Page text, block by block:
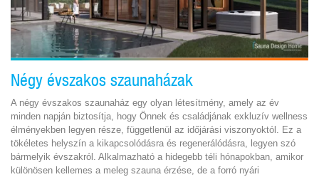
Négy évszakos szaunaházak
A négy évszakos szaunaház egy olyan létesítmény, amely az év
minden napján biztosítja, hogy Önnek és családjának exkluzív wellness
élményekben legyen része, függetlenül az időjárási viszonyoktól. Ez a
tökéletes helyszín a kikapcsolódásra és regenerálódásra, legyen szó
bármelyik évszakról. Alkalmazható a hidegebb téli hónapokban, amikor
különösen kellemes a meleg szauna érzése, de a forró nyári